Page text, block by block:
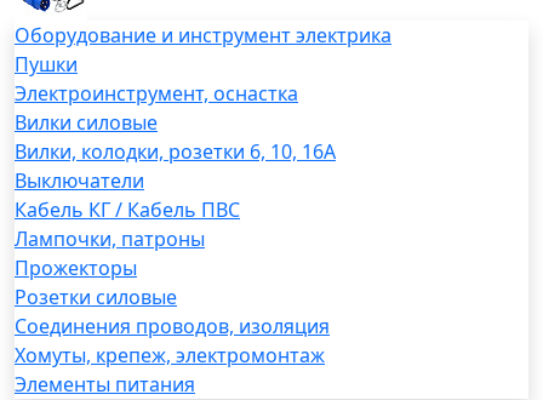
Оборудование и инструмент электрика
Пушки
Электроинструмент, оснастка
Вилки силовые
Вилки, колодки, розетки 6, 10, 16А
Выключатели
Кабель КГ / Кабель ПВС
Лампочки, патроны
Прожекторы
Розетки силовые
Соединения проводов, изоляция
Хомуты, крепеж, электромонтаж
Элементы питания